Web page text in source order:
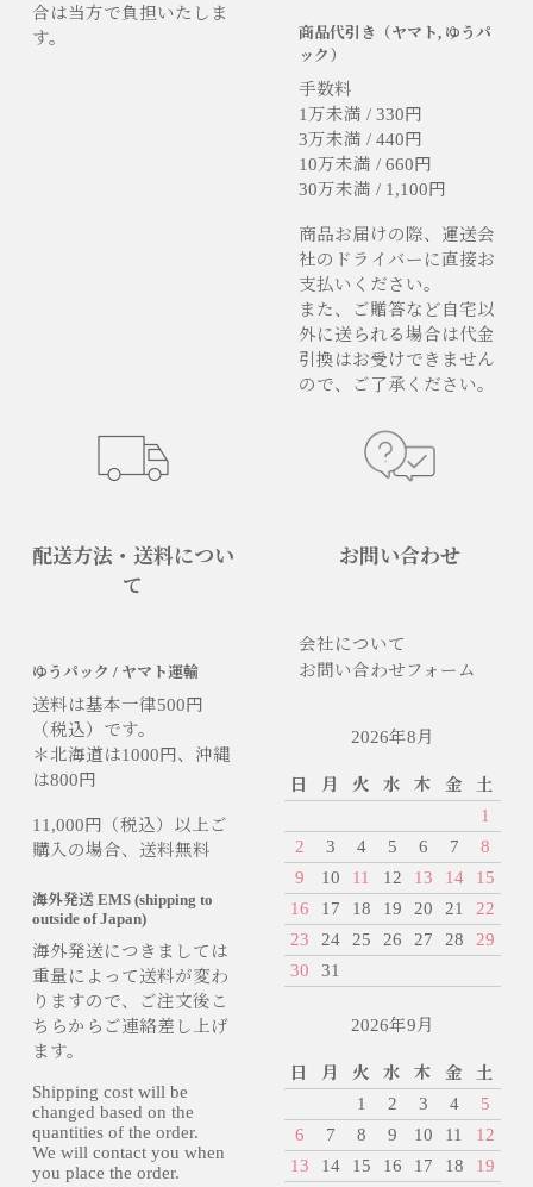
合は当方で負担いたしま
す。
商品代引き（ヤマト, ゆうパ
ック）
手数料
1万未満 / 330円
3万未満 / 440円
10万未満 / 660円
30万未満 / 1,100円
商品お届けの際、運送会
社のドライバーに直接お
支払いください。
また、ご贈答など自宅以
外に送られる場合は代金
引換はお受けできません
ので、ご了承ください。
配送方法・送料につい
て
ゆうパック / ヤマト運輸
送料は基本一律500円
（税込）です。
＊北海道は1000円、沖縄
は800円
11,000円（税込）以上ご
購入の場合、送料無料
海外発送 EMS (shipping to
outside of Japan)
海外発送につきましては
重量によって送料が変わ
りますので、ご注文後こ
ちらからご連絡差し上げ
ます。
Shipping cost will be
changed based on the
quantities of the order.
We will contact you when
you place the order.
お問い合わせ
会社について
お問い合わせフォーム
2026年8月
日 月 火 水 木 金
土
1
2
3 4 5 6 7
8
9
10 11 12 13 14
15
16
17 18 19 20 21
22
23
24 25 26 27 28
29
30
31
2026年9月
日 月 火 水 木 金
土
1
2 3 4
5
6
7 8 9 10 11
12
13
14 15 16 17 18 19